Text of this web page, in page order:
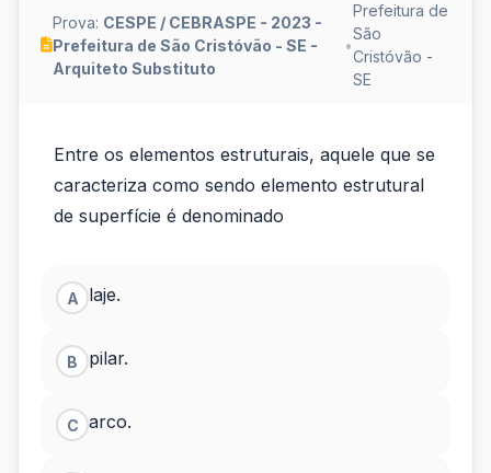
Prova: CESPE / CEBRASPE - 2023 -
Prefeitura de São Cristóvão - SE -
Arquiteto Substituto
•
Prefeitura de
São
Cristóvão -
SE
Entre
os
elementos
aquele
que
se
caracteriza
Entre os elementos estruturais, aquele que se
caracteriza como sendo elemento estrutural
de superfície é denominado
A laje.
B pilar.
C arco.